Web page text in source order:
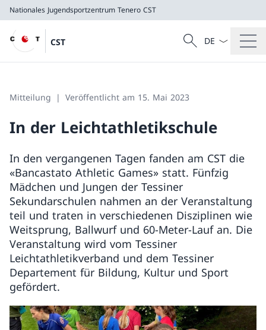
Nationales Jugendsportzentrum Tenero CST
CST
CST
Suche
Suche
Sprach
Mitteilung Veröffentlicht am 15. Mai 2023
In der Leichtathletikschule
In den vergangenen Tagen fanden am CST die
«Bancastato Athletic Games» statt. Fünfzig
Mädchen und Jungen der Tessiner
Sekundarschulen nahmen an der Veranstaltung
teil und traten in verschiedenen Disziplinen wie
Weitsprung, Ballwurf und 60-Meter-Lauf an. Die
Veranstaltung wird vom Tessiner
Leichtathletikverband und dem Tessiner
Departement für Bildung, Kultur und Sport
gefördert.